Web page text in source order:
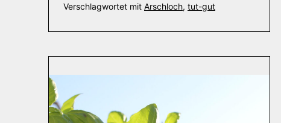
Verschlagwortet mit Arschloch, tut-gut